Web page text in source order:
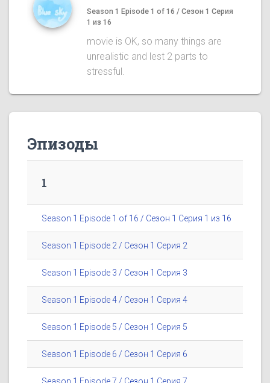
Season 1 Episode 1 of 16 / Сезон 1 Серия
1 из 16
movie is OK, so many things are
unrealistic and lest 2 parts to
stressful.
Эпизоды
1
Season 1 Episode 1 of 16 / Сезон 1 Серия 1 из 16
Season 1 Episode 2 / Сезон 1 Серия 2
Season 1 Episode 3 / Сезон 1 Серия 3
Season 1 Episode 4 / Сезон 1 Серия 4
Season 1 Episode 5 / Сезон 1 Серия 5
Season 1 Episode 6 / Сезон 1 Серия 6